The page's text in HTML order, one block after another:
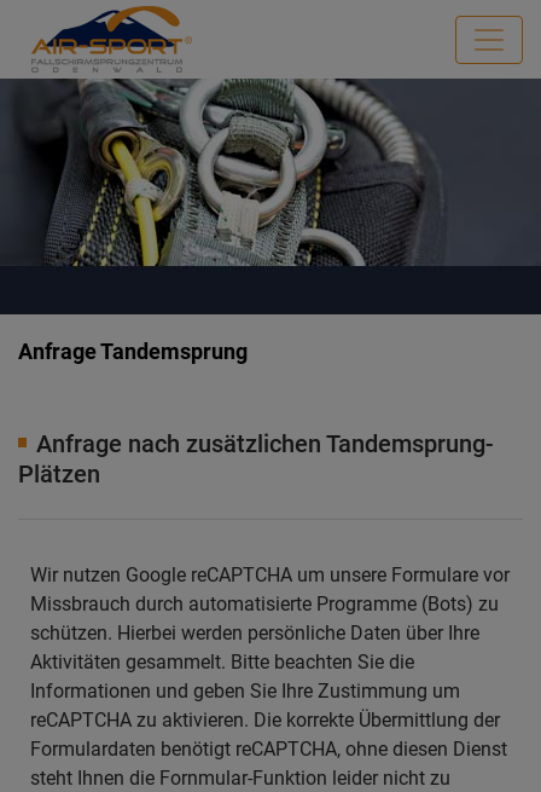
Anfrage Tandemsprung
Anfrage nach zusätzlichen Tandemsprung-
Plätzen
Wir nutzen Google reCAPTCHA um unsere Formulare vor
Missbrauch durch automatisierte Programme (Bots) zu
schützen. Hierbei werden persönliche Daten über Ihre
Aktivitäten gesammelt. Bitte beachten Sie die
Informationen und geben Sie Ihre Zustimmung um
reCAPTCHA zu aktivieren. Die korrekte Übermittlung der
Formulardaten benötigt reCAPTCHA, ohne diesen Dienst
steht Ihnen die Fornmular-Funktion leider nicht zu